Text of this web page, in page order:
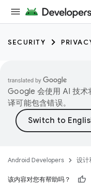
SECURITY
Google 会使用 AI 技术
译可能包含错误。
Android Developers 设计
该内容对您有帮助吗？